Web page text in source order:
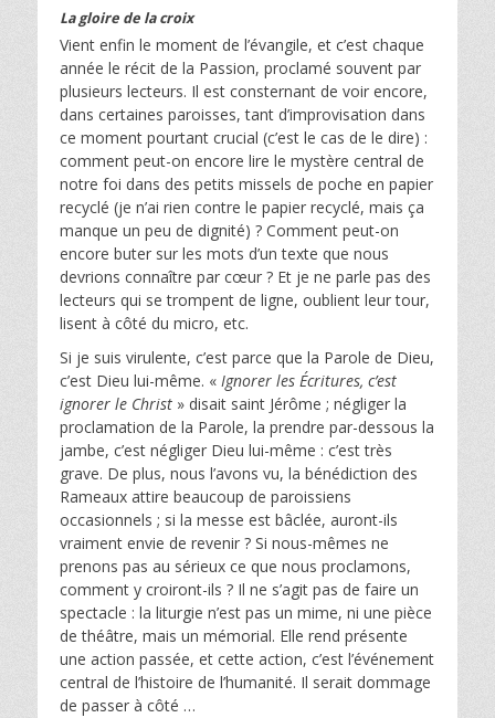
La gloire de la croix
Vient enfin le moment de l’évangile, et c’est chaque
année le récit de la Passion, proclamé souvent par
plusieurs lecteurs. Il est consternant de voir encore,
dans certaines paroisses, tant d’improvisation dans
ce moment pourtant crucial (c’est le cas de le dire) :
comment peut-on encore lire le mystère central de
notre foi dans des petits missels de poche en papier
recyclé (je n’ai rien contre le papier recyclé, mais ça
manque un peu de dignité) ? Comment peut-on
encore buter sur les mots d’un texte que nous
devrions connaître par cœur ? Et je ne parle pas des
lecteurs qui se trompent de ligne, oublient leur tour,
lisent à côté du micro, etc.
Si je suis virulente, c’est parce que la Parole de Dieu,
c’est Dieu lui-même. « Ignorer les Écritures, c’est
ignorer le Christ » disait saint Jérôme ; négliger la
proclamation de la Parole, la prendre par-dessous la
jambe, c’est négliger Dieu lui-même : c’est très
grave. De plus, nous l’avons vu, la bénédiction des
Rameaux attire beaucoup de paroissiens
occasionnels ; si la messe est bâclée, auront-ils
vraiment envie de revenir ? Si nous-mêmes ne
prenons pas au sérieux ce que nous proclamons,
comment y croiront-ils ? Il ne s’agit pas de faire un
spectacle : la liturgie n’est pas un mime, ni une pièce
de théâtre, mais un mémorial. Elle rend présente
une action passée, et cette action, c’est l’événement
central de l’histoire de l’humanité. Il serait dommage
de passer à côté …